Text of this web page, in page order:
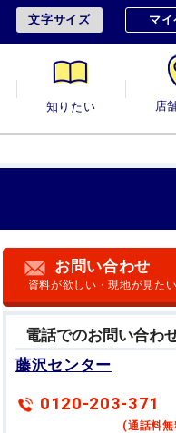
文字サイズ マ
知りたい 店
お問い合わせ
資料が欲しい・現地が見たい
電話でのお問い合わ
藤沢センター
0120-203-371
(通話料無